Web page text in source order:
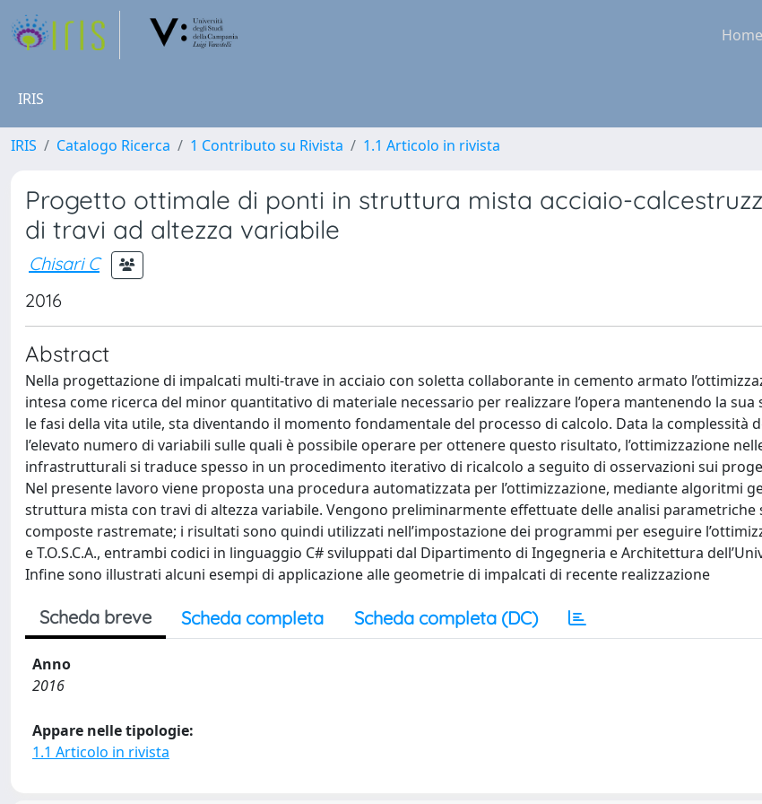
Home
IRIS
IRIS Catalogo Ricerca 1 Contributo su Rivista 1.1 Articolo in rivista
Progetto ottimale di ponti in struttura mista acciaio-
di travi ad altezza variabile
Chisari C
2016
Abstract
Nella progettazione di impalcati multi-trave in acciaio con soletta collaborante in cemento armato
intesa come ricerca del minor quantitativo di materiale necessario per realizzare l’opera mantenendo la
le fasi della vita utile, sta diventando il momento fondamentale del processo di calcolo. Data la complessità
l’elevato numero di variabili sulle quali è possibile operare per ottenere questo risultato, l’ottimizzazione
infrastrutturali si traduce spesso in un procedimento iterativo di ricalcolo a seguito di osservazioni sui
Nel presente lavoro viene proposta una procedura automatizzata per l’ottimizzazione, mediante algoritmi
struttura mista con travi di altezza variabile. Vengono preliminarmente effettuate delle analisi parametriche
composte rastremate; i risultati sono quindi utilizzati nell’impostazione dei programmi per eseguire
e T.O.S.C.A., entrambi codici in linguaggio C# sviluppati dal Dipartimento di Ingegneria e Architettura
Infine sono illustrati alcuni esempi di applicazione alle geometrie di impalcati di recente realizzazione
Scheda breve Scheda completa Scheda completa (DC)
Anno
2016
Appare nelle tipologie:
1.1 Articolo in rivista